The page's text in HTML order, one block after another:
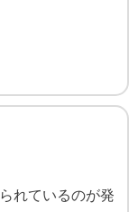
れているのが発